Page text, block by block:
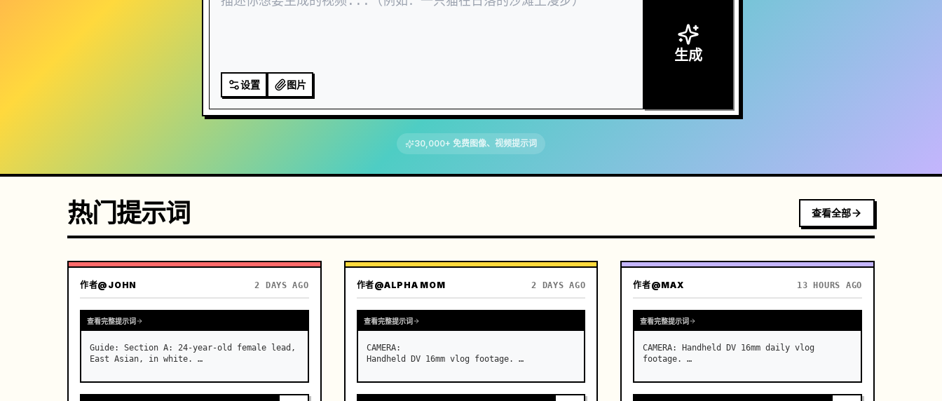
设置 图片
生成
30,000+ 免费图像、视频提示词
热门提示词 查看全部
作者@JOHN 2 DAYS AGO
查看完整提示词
Guide: Section A: 24-year-old female lead,
East Asian, in white. …
作者@ALPHA MOM 2 DAYS AGO
查看完整提示词
CAMERA:
Handheld DV 16mm vlog footage. …
作者@MAX 13 HOURS AGO
查看完整提示词
CAMERA: Handheld DV 16mm daily vlog
footage. …